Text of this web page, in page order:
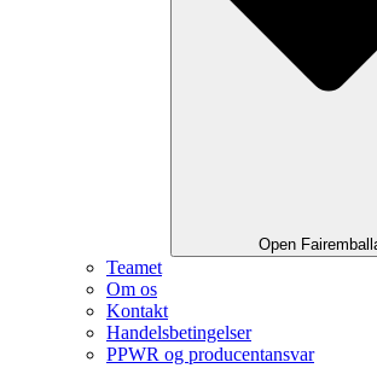
Open
Teamet
Om os
Kontakt
Handelsbetingelser
PPWR og producentansvar